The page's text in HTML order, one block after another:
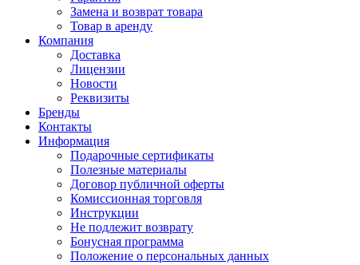
Замена и возврат товара
Товар в аренду
Компания
Доставка
Лицензии
Новости
Реквизиты
Бренды
Контакты
Информация
Подарочные сертификаты
Полезные материалы
Договор публичной оферты
Комиссионная торговля
Инструкции
Не подлежит возврату
Бонусная программа
Положение о персональных данных